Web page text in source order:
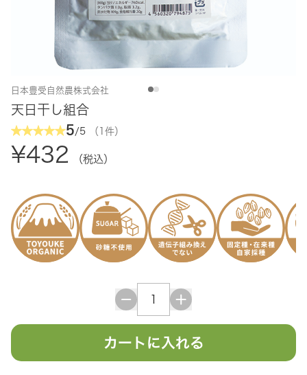
日本豊受自然農株式会社
天日干し組合
5/5 （1件）
¥432 （税込）
カートに入れる